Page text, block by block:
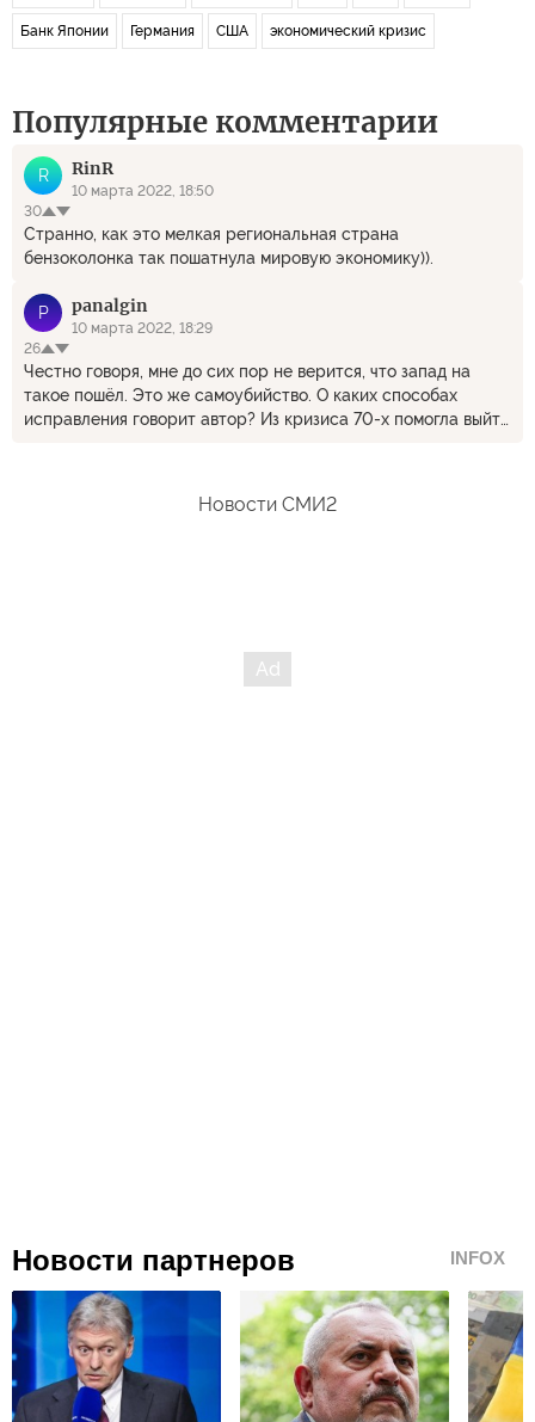
Банк Японии Германия США экономический кризис
Популярные комментарии
R RinR
10 марта 2022, 18:50
30
Странно, как это мелкая региональная страна
бензоколонка так пошатнула мировую экономику)).
P panalgin
10 марта 2022, 18:29
26
Честно говоря, мне до сих пор не верится, что запад на
такое пошёл. Это же самоубийство. О каких способах
исправления говорит автор? Из кризиса 70-х помогла выйти
домохозяйства закредитированны по полной, дальнейшее
Новости СМИ2
Новости партнеров INFOX